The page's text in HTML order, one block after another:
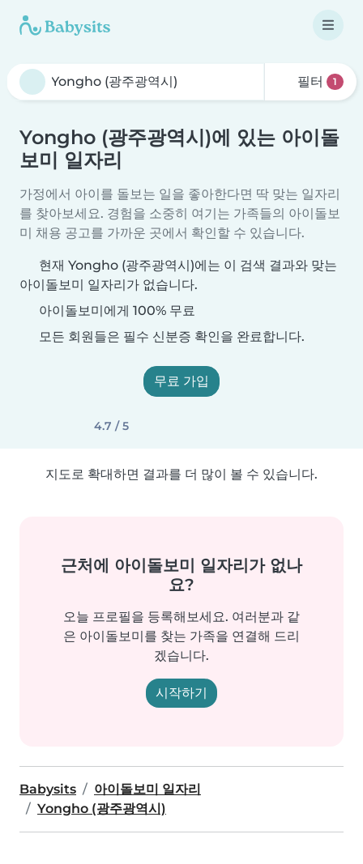
필터 1
Yongho (광주광역시)에 있는 아이돌
보미 일자리
가정에서 아이를 돌보는 일을 좋아한다면 딱 맞는 일자리
를 찾아보세요. 경험을 소중히 여기는 가족들의 아이돌보
미 채용 공고를 가까운 곳에서 확인할 수 있습니다.
현재 Yongho (광주광역시)에는 이 검색 결과와 맞는
아이돌보미 일자리가 없습니다.
아이돌보미에게 100% 무료
모든 회원들은 필수 신분증 확인을 완료합니다.
무료 가입
4.7 / 5
지도로 확대하면 결과를 더 많이 볼 수 있습니다.
근처에 아이돌보미 일자리가 없나
요?
오늘 프로필을 등록해보세요. 여러분과 같
은 아이돌보미를 찾는 가족을 연결해 드리
겠습니다.
시작하기
Babysits
아이돌보미 일자리
Yongho (광주광역시)